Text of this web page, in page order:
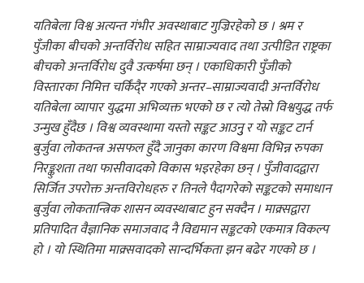
यतिबेला विश्व अत्यन्त गंभीर अवस्थाबाट गुज्रिरहेको छ । श्रम र
पुँजीका बीचको अन्तर्विरोध सहित साम्राज्यवाद तथा उत्पीडित राष्ट्रका
बीचको अन्तर्विरोध दुवै उत्कर्षमा छन् । एकाधिकारी पुँजीको
विस्तारका निमित्त चर्किंदै्र गएको अन्तर–साम्राज्यवादी अन्तर्विरोध
यतिबेला व्यापार युद्धमा अभिव्यक्त भएको छ र त्यो तेस्रो विश्वयुद्ध तर्फ
उन्मुख हुँदैछ । विश्व व्यवस्थामा यस्तो सङ्कट आउनुु र यो सङ्कट टार्न
बुर्जुवा लोकतन्त्र असफल हुँदै जानुका कारण विश्वमा विभिन्न रुपका
निरङ्कुशता तथा फासीवादको विकास भइरहेका छन् । पुँजीवादद्वारा
सिर्जित उपरोक्त अन्तविरोधहरु र तिनले पैदागरेको सङ्कटको समाधान
बुर्जुवा लोकतान्त्रिक शासन व्यवस्थाबाट हुन सक्दैन । माक्र्सद्वारा
प्रतिपादित वैज्ञानिक समाजवाद नै विद्यमान सङ्कटको एकमात्र विकल्प
हो । यो स्थितिमा माक्र्सवादको सान्दर्भिकता झन बढेर गएको छ ।